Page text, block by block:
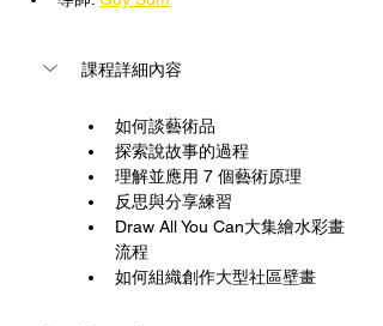
課程詳細內容
如何談藝術品
探索說故事的過程
理解並應用 7 個藝術原理
反思與分享練習
Draw All You Can大集繪水彩畫
流程
如何組織創作大型社區壁畫